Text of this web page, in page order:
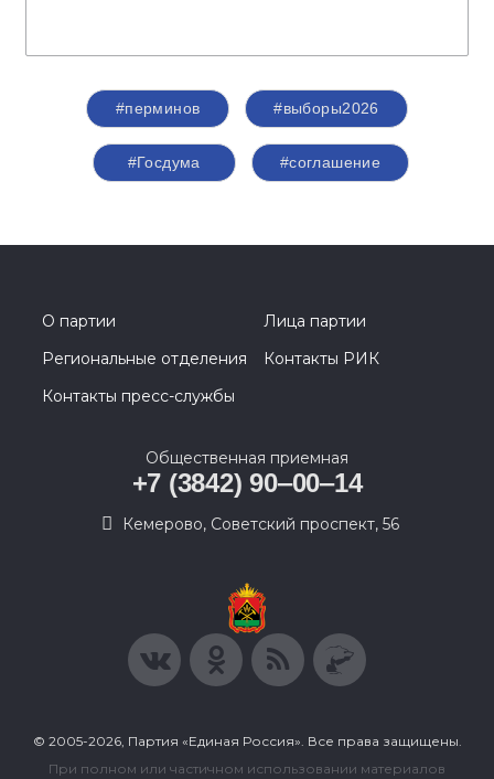
#перминов #выборы2026
#Госдума #соглашение
О партии
Лица партии
Региональные отделения
Контакты РИК
Контакты пресс-службы
Общественная приемная
+7 (3842) 90‒00‒14
​Кемерово, Советский проспект, 56
© 2005-2026, Партия «Единая Россия». Все права защищены.
При полном или частичном использовании материалов